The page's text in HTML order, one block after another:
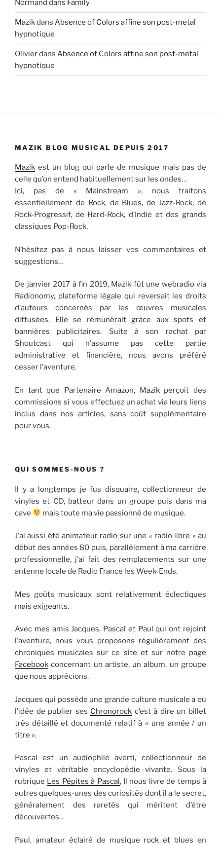
Normand dans Family
Mazikdans Absence of Colors affine son post-metal
hypnotique
Olivierdans Absence of Colors affine son post-metal
hypnotique
MAZIK BLOG MUSICAL DEPUIS 2017
Mazik est un blog qui parle de musique mais pas de
celle qu’on entend habituellement sur les ondes…
Ici, pas de « Mainstream », nous traitons
essentiellement de Rock, de Blues, de Jazz-Rock, de
Rock-Progressif, de Hard-Rock, d’Indie et des grands
classiques Pop-Rock.
N’hésitez pas à nous laisser vos commentaires et
suggestions…
De janvier 2017 à fin 2019, Mazik fût une webradio via
Radionomy, plateforme légale qui reversait les droits
d’auteurs concernés par les œuvres musicales
diffusées. Elle se rémunérait grâce aux spots et
bannières publicitaires. Suite à son rachat par
Shoutcast qui n’assume pas cette partie
administrative et financière, nous avons préféré
cesser l’aventure.
En tant que Partenaire Amazon, Mazik perçoit des
commissions si vous effectuez un achat via leurs liens
inclus dans nos articles, sans coût supplémentaire
pour vous.
QUI SOMMES-NOUS ?
Il y a longtemps je fus disquaire, collectionneur de
vinyles et CD, batteur dans un groupe puis dans ma
cave
mais toute ma vie passionné de musique.
J’ai aussi été animateur radio sur une « radio libre » au
début des années 80 puis, parallèlement à ma carrière
professionnelle, j’ai fait des remplacements sur une
antenne locale de Radio France les Week-Ends.
Mes goûts musicaux sont relativement éclectiques
mais exigeants.
Avec mes amis Jacques, Pascal et Paul qui ont rejoint
l’aventure, nous vous proposons régulièrement des
chroniques musicales sur ce site et sur notre page
Facebook concernant un artiste, un album, un groupe
que nous apprécions.
Jacques qui possède une grande culture musicale a eu
l’idée de publier ses Chronorock c’est à dire un billet
très détaillé et documenté relatif à « une année / un
titre ».
Pascal est un audiophile averti, collectionneur de
vinyles et véritable encyclopédie vivante. Sous la
rubrique Les Pépites à Pascal , Il nous livre de temps à
autres quelques-unes des curiosités dont il a le secret,
généralement des raretés qui méritent d’être
découvertes…
Paul, amateur éclairé de musique rock et blues en